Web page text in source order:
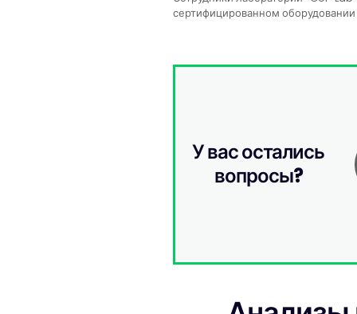
сертифицированном
У вас остались
вопросы?